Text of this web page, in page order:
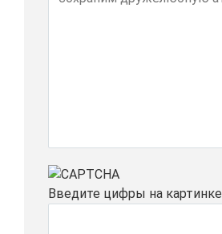
Вве­ди­те циф­ры на кар­тин­ке